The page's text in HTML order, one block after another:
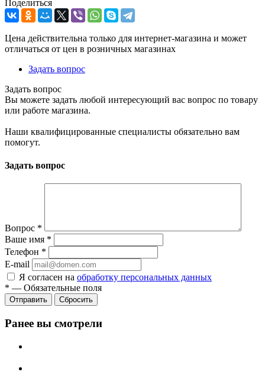
Поделиться
Цена действительна только для интернет-магазина и может
отличаться от цен в розничных магазинах
Задать вопрос
Задать вопрос
Вы можете задать любой интересующий вас вопрос по товару
или работе магазина.
Наши квалифицированные специалисты обязательно вам
помогут.
Задать вопрос
Вопрос *
Ваше имя *
Телефон *
E-mail
Я согласен на обработку персональных данных
* — Обязательные поля
Сбросить
Ранее вы смотрели